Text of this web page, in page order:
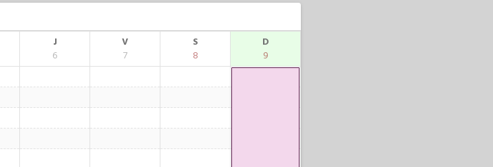
J
6
V
7
S
8
D
9